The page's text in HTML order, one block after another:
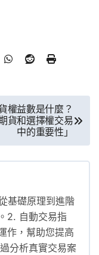
貨權益數是什麼？
貨和選擇權交易
中的重要性」
基礎原理到進階
2. 自動交易指
作，幫助您提高
分析真實交易案